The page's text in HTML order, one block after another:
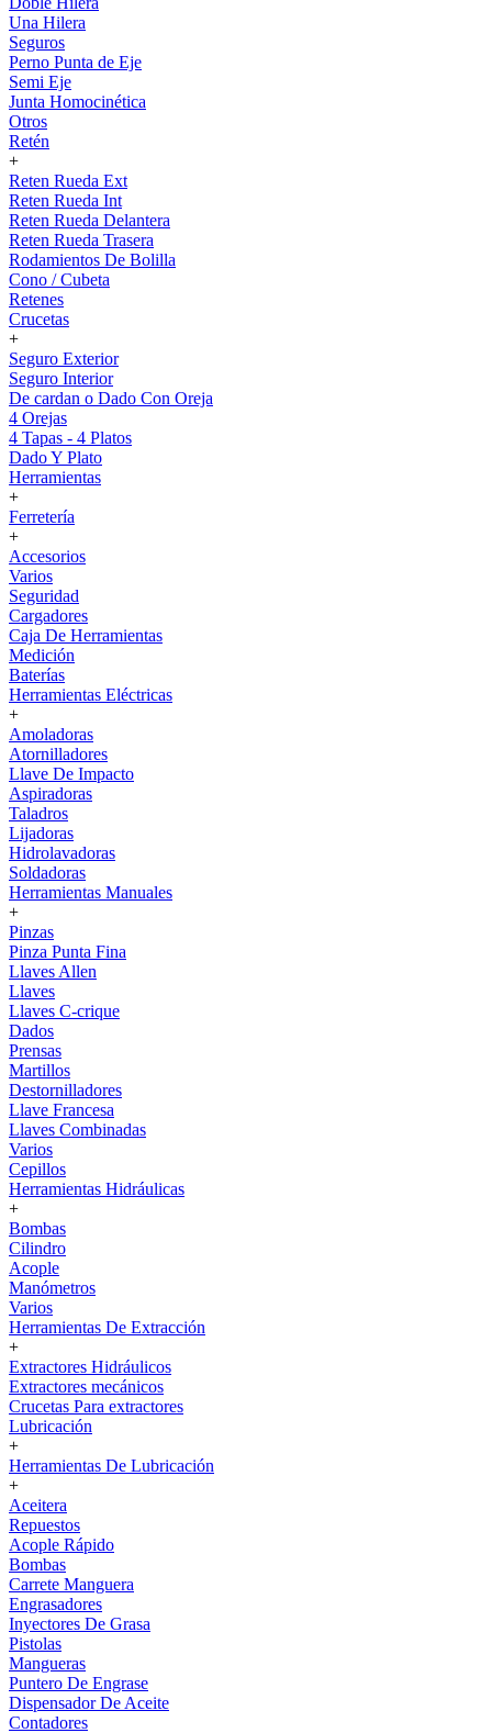
Una Hilera
Seguros
Perno Punta de Eje
Semi Eje
Junta Homocinética
Otros
Retén
+
Reten Rueda Ext
Reten Rueda Int
Reten Rueda Delantera
Reten Rueda Trasera
Rodamientos De Bolilla
Cono / Cubeta
Retenes
Crucetas
+
Seguro Exterior
Seguro Interior
De cardan o Dado Con Oreja
4 Orejas
4 Tapas - 4 Platos
Dado Y Plato
Herramientas
+
Ferretería
+
Accesorios
Varios
Seguridad
Cargadores
Caja De Herramientas
Medición
Baterías
Herramientas Eléctricas
+
Amoladoras
Atornilladores
Llave De Impacto
Aspiradoras
Taladros
Lijadoras
Hidrolavadoras
Soldadoras
Herramientas Manuales
+
Pinzas
Pinza Punta Fina
Llaves Allen
Llaves
Llaves C-crique
Dados
Prensas
Martillos
Destornilladores
Llave Francesa
Llaves Combinadas
Varios
Cepillos
Herramientas Hidráulicas
+
Bombas
Cilindro
Acople
Manómetros
Varios
Herramientas De Extracción
+
Extractores Hidráulicos
Extractores mecánicos
Crucetas Para extractores
Lubricación
+
Herramientas De Lubricación
+
Aceitera
Repuestos
Acople Rápido
Bombas
Carrete Manguera
Engrasadores
Inyectores De Grasa
Pistolas
Mangueras
Puntero De Engrase
Dispensador De Aceite
Contadores